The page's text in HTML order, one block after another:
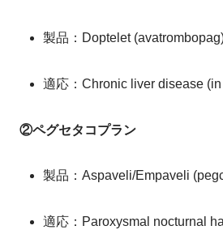
製品：Doptelet
適応：Chronic liver disease
②ペグセタコプラン
製品：Aspaveli/Empaveli
適応：Paroxysmal nocturnal